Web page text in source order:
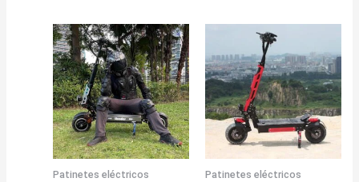
Patinetes eléctricos Patinetes eléctricos